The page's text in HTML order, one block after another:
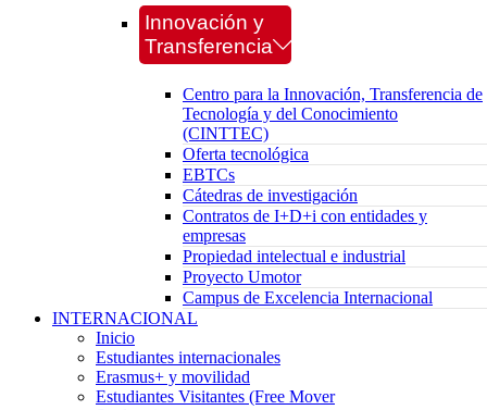
Innovación y
Transferencia
Centro para la Innovación, Transferencia de
Tecnología y del Conocimiento
(CINTTEC)
Oferta tecnológica
EBTCs
Cátedras de investigación
Contratos de I+D+i con entidades y
empresas
Propiedad intelectual e industrial
Proyecto Umotor
Campus de Excelencia Internacional
INTERNACIONAL
Inicio
Estudiantes internacionales
Erasmus+ y movilidad
Estudiantes Visitantes (Free Mover